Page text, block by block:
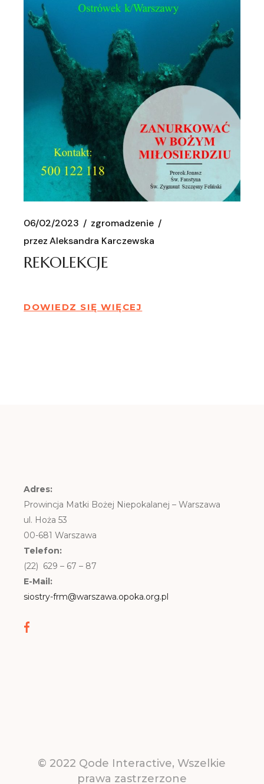
06/02/2023
zgromadzenie
przez Aleksandra Karczewska
REKOLEKCJE
DOWIEDZ SIĘ WIĘCEJ
Adres:
Prowincja Matki Bożej Niepokalanej – Warszawa
ul. Hoża 53
00-681 Warszawa
Telefon:
(22) 629 – 67 – 87
E-Mail:
siostry-frm@warszawa.opoka.org.pl
© 2022 Qode Interactive, Wszelkie
prawa zastrzerzone